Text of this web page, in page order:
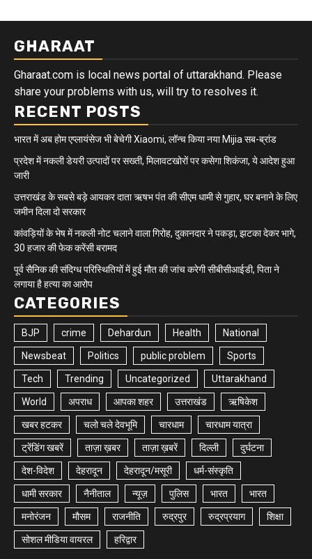
GHARAAT
Gharaat.com is local news portal of uttarakhand. Please
share your problems with us, will try to resolves it.
RECENT POSTS
भारत में अब होम एप्लायंसेज भी बेचेगी Xiaomi, लॉन्च किया नया Mijia सब-ब्रांड
प्रदेश में नकली डेयरी उत्पादों पर सख्ती, मिलावटखोरों पर कसेगा शिकंजा, ये आदेश हुआ
जारी
उत्तराखंड के सबसे बड़े आयकर दाता ऋषभ पंत की सीएम धामी से गुहार, घर बनाने के लिए
जमीन दिला दो सरकार
कांवड़ियों के भेष में नकली नोट चलाने वाला गिरोह, दुकानदार ने पकड़ा, झटका देकर भागे,
30 हजार की फेक करेंसी बरामद
पूर्व सैनिक की संदिग्ध परिस्थितियों में हुई मौत की जांच करेगी सीबीसीआईडी, पिता ने
लगाया है हत्या का आरोप
CATEGORIES
BJP crime Dehardun Health National
Newsbeat Politics public problem Sports
Tech Trending Uncategorized Uttarakhand
World अपराध आपका शहर उत्तराखंड ऋषिकेश
खबर हटकर चलो चले देवभूमि चारधाम चारधाम यात्रा
ट्रेंडिंग खबरें ताज़ा ख़बर ताज़ा ख़बरें दिल्ली दुर्घटना
देश-विदेश देहरादून देहरादून/मसूरी धर्म-संस्कृति
धामी सरकार नैनीताल न्यूज़ पुलिस भारत भारत
मनोरंजन मौसम राजनीति रुद्रपुर रुद्रप्रयाग शिक्षा
सोशल मीडिया वायरल हरिद्वार